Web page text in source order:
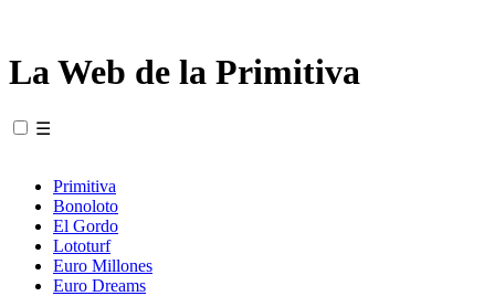
La Web de la Primitiva
☰
Primitiva
Bonoloto
El Gordo
Lototurf
Euro Millones
Euro Dreams